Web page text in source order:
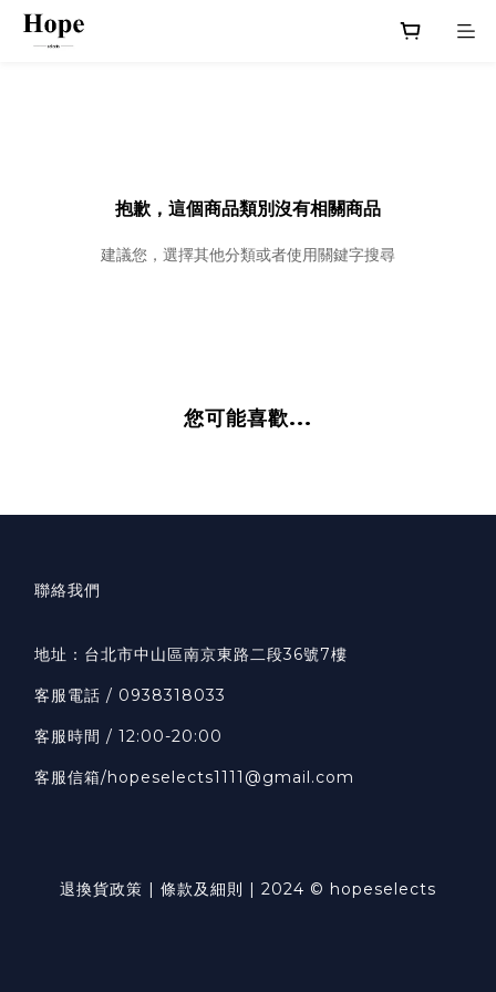
抱歉，這個商品類別沒有相關商品
建議您，選擇其他分類或者使用關鍵字搜尋
您可能喜歡...
聯絡我們
地址： 台北市中山區南京東路二段36號7樓
客服電話 / 0938318033
客服時間 / 12:00-20:00
客服信箱/hopeselects1111@gmail.com
退換貨政策 | 條款及細則 | 2024 © hopeselects